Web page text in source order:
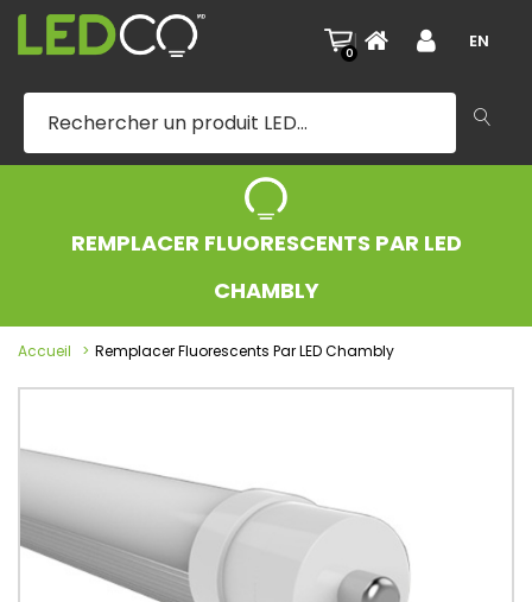
0
| EN
REMPLACER FLUORESCENTS PAR LED
CHAMBLY
Accueil Remplacer Fluorescents Par LED Chambly